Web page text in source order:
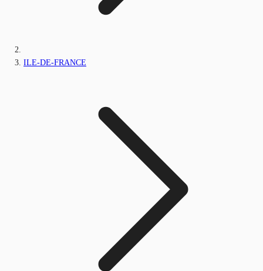
ILE-DE-FRANCE